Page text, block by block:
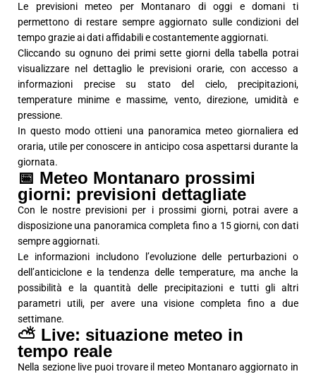
Le previsioni meteo per Montanaro di oggi e domani ti
permettono di restare sempre aggiornato sulle condizioni del
tempo grazie ai dati affidabili e costantemente aggiornati.
Cliccando su ognuno dei primi sette giorni della tabella potrai
visualizzare nel dettaglio le previsioni orarie, con accesso a
informazioni precise su stato del cielo, precipitazioni,
temperature minime e massime, vento, direzione, umidità e
pressione.
In questo modo ottieni una panoramica meteo giornaliera ed
oraria, utile per conoscere in anticipo cosa aspettarsi durante la
giornata.
📅 Meteo Montanaro prossimi
giorni: previsioni dettagliate
Con le nostre previsioni per i prossimi giorni, potrai avere a
disposizione una panoramica completa fino a 15 giorni, con dati
sempre aggiornati.
Le informazioni includono l’evoluzione delle perturbazioni o
dell’anticiclone e la tendenza delle temperature, ma anche la
possibilità e la quantità delle precipitazioni e tutti gli altri
parametri utili, per avere una visione completa fino a due
settimane.
⛅ Live: situazione meteo in
tempo reale
Nella sezione live puoi trovare il meteo Montanaro aggiornato in